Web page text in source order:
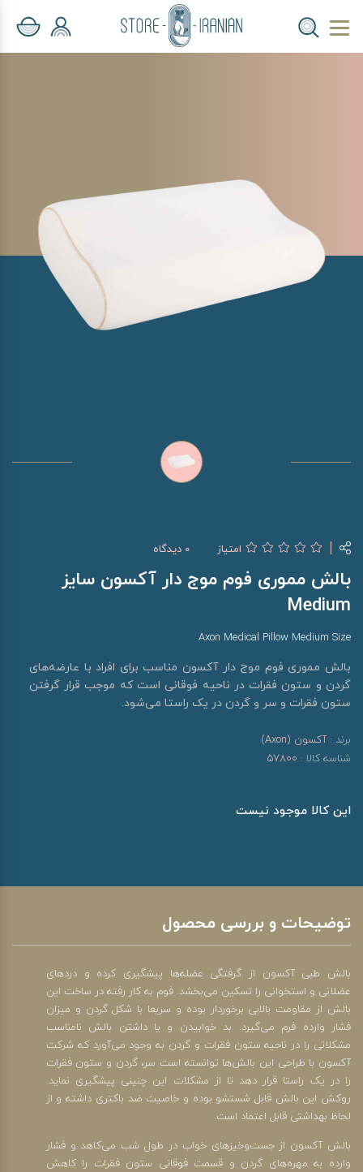
امتیاز 0 دیدگاه
بالش مموری فوم موج دار آکسون سایز
Medium
Axon Medical Pillow Medium Size
بالش مموری فوم موج دار آکسون مناسب برای افراد با عارضه‌های
گردن و ستون فقرات در ناحیه فوقانی است که موجب قرار گرفتن
ستون فقرات و سر و گردن در یک راستا می‌شود.
برند : آکسون (Axon)
شناسه کالا : 57800
این کالا موجود نیست
توضیحات و بررسی محصول
بالش طبی آکسون از گرفتگی عضله‌ها پیشگیری کرده و دردهای
عضلانی و استخوانی را تسکین می‌بخشد. فوم به کار رفته در ساخت این
بالش از مقاومت بالایی برخوردار بوده و سریعا با شکل گردن و میزان
فشار وارده فرم می‌گیرد. بد خوابیدن و یا داشتن بالش نامناسب
مشکلاتی را در ناحیه ستون فقرات و گردن به وجود می‌آورد که شرکت
آکسون با طراحی این بالش‌ها توانسته است سر، گردن و ستون فقرات
را در یک راستا قرار دهد تا از مشکلات این چنینی پیشگیری نماید.
روکش این بالش قابل شستشو بوده و خاصیت ضد باکتری داشته و از
لحاظ بهداشتی قابل اعتماد است.
بالش آکسون از جست‌وخیزهای خواب در طول شب می‌کاهد و فشار
وارده به مهره‌های گردن و قسمت فوقانی ستون فقرات را کاهش